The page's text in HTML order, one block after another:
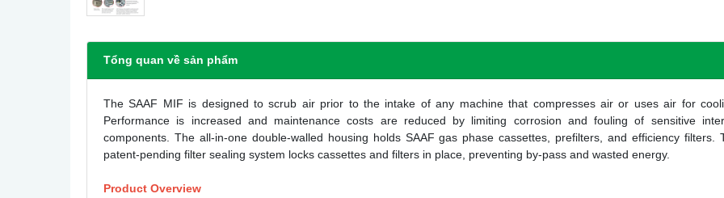
Tổng quan về sản phẩm
The SAAF MIF is designed to scrub air prior to the intake of any machine that compresses air or uses air for
Performance is increased and maintenance costs are reduced by limiting corrosion and fouling of sensitive
components. The all-in-one double-walled housing holds SAAF gas phase cassettes, prefilters, and efficiency filters.
patent-pending filter sealing system locks cassettes and filters in place, preventing by-pass and wasted energy.
Product Overview